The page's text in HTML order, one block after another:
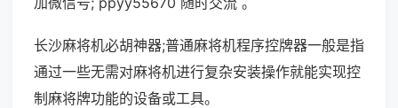
长沙麻将机必胡神器;普通麻将机程序控牌器一般是指
通过一些无需对麻将机进行复杂安装操作就能实现控
制麻将牌功能的设备或工具。